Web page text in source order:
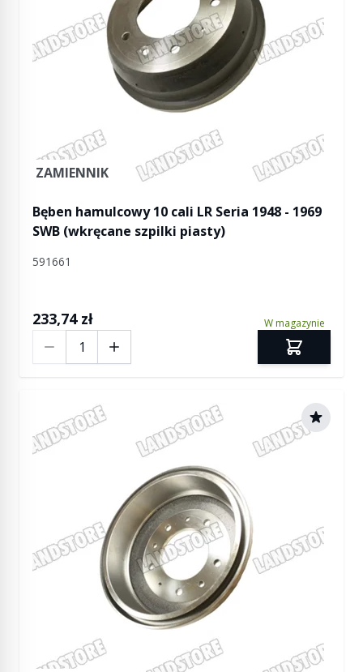
ZAMIENNIK
Bęben hamulcowy 10 cali LR Seria 1948 - 1969
SWB (wkręcane szpilki piasty)
591661
233,74 zł W magazynie